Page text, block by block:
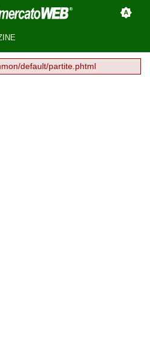
default/partite.phtml